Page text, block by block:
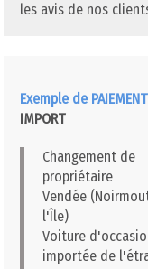
les avis de nos
Exemple de
IMPORT
Changement de
propriétaire
Vendée
l'Île)
Voiture
importée de